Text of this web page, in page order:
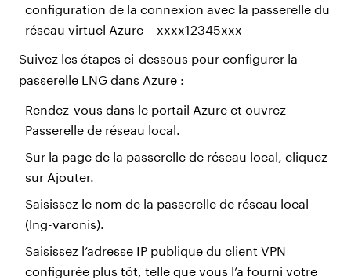
configuration de la connexion avec la passerelle du
réseau virtuel Azure – xxxx12345xxx
Suivez les étapes ci-dessous pour configurer la
passerelle LNG dans Azure :
Rendez-vous dans le portail Azure et ouvrez
Passerelle de réseau local.
Sur la page de la passerelle de réseau local, cliquez
sur Ajouter.
Saisissez le nom de la passerelle de réseau local
(lng-varonis).
Saisissez l’adresse IP publique du client VPN
configurée plus tôt, telle que vous l’a fourni votre